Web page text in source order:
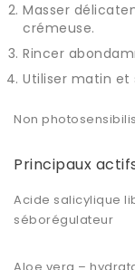
Masser
crémeuse.
Rincer
Utiliser matin et
Non
Principaux
Acide salicylique
séborégulateur